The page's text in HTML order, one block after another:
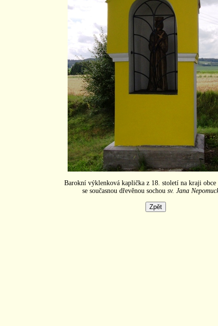
Barokní výklenková kaplička z 18. století na kraji obce
se současnou dřevěnou sochou sv. Jana